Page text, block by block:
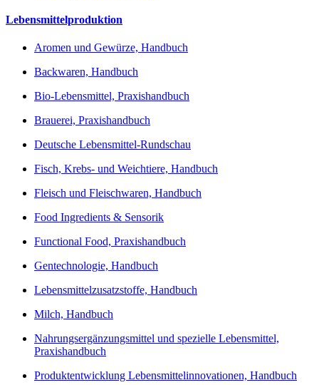
Lebensmittelproduktion
Aromen und Gewürze, Handbuch
Backwaren, Handbuch
Bio-Lebensmittel, Praxishandbuch
Brauerei, Praxishandbuch
Deutsche Lebensmittel-Rundschau
Fisch, Krebs- und Weichtiere, Handbuch
Fleisch und Fleischwaren, Handbuch
Food Ingredients & Sensorik
Functional Food, Praxishandbuch
Gentechnologie, Handbuch
Lebensmittelzusatzstoffe, Handbuch
Milch, Handbuch
Nahrungsergänzungsmittel und spezielle Lebensmittel,
Praxishandbuch
Produktentwicklung Lebensmittelinnovationen, Handbuch